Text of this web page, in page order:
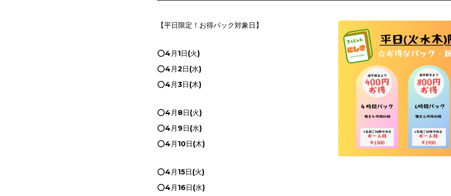
【平日限定！お得パック対象日】
⭕️4月1日(火)
⭕️4月2日(水)
⭕️4月3日(木)
⭕️4月8日(火)
⭕️4月9日(水)
⭕️4月10日(木)
⭕️4月15日(火)
⭕️4月16日(水)